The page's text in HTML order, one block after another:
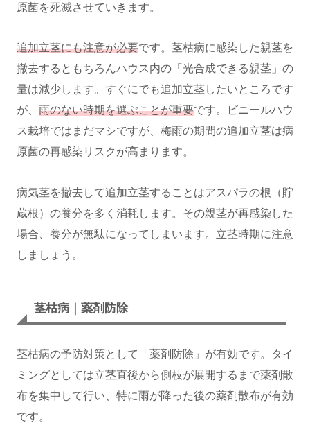
原菌を死滅させていきます。
追加立茎にも注意が必要です。茎枯病に感染した親茎を
撤去するともちろんハウス内の「光合成できる親茎」の
量は減少します。すぐにでも追加立茎したいところです
が、 雨のない時期を選ぶことが重要です。ビニールハウ
ス栽培ではまだマシですが、梅雨の期間の追加立茎は病
原菌の再感染リスクが高まります。
病気茎を撤去して追加立茎することはアスパラの根（貯
蔵根）の養分を多く消耗します。その親茎が再感染した
場合、養分が無駄になってしまいます。立茎時期に注意
しましょう。
茎枯病｜薬剤防除
茎枯病の予防対策として「薬剤防除」が有効です。タイ
ミングとしては立茎直後から側枝が展開するまで薬剤散
布を集中して行い、特に雨が降った後の薬剤散布が有効
です。